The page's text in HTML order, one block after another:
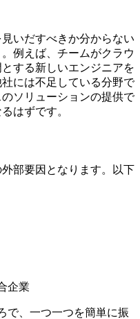
いだすべきか分からない
例えば、チームがクラウ
する新しいエンジニアを
には不足している分野で
ソリューションの提供で
はずです。
部要因となります。以下
企業
で、一つ一つを簡単に振